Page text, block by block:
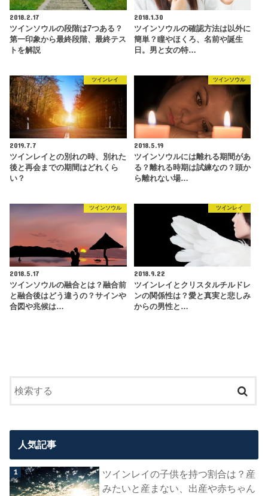
2018.2.17
ツインソウルの段階は7つある？
第一印象から最終段階、最終テス
トを解説
2018.1.30
ツインソウルの確認方法は以外に
簡単？瞳やほくろ、名前や誕生
日。男と女の特…
ツインレイ
2019.7.7
ツインレイとの別れの時、別れた
後と再会までの期間はどれくら
い？
ツインソウル
2018.5.19
ツインソウルには離れる期間があ
る？離れる時期は試練なの？頭か
ら離れない場…
ツインソウル
2018.5.17
ツインソウルの融合とは？融合前
と融合後はどう違うの？サインや
合図や兆候は…
ツインレイ
2018.9.22
ツインレイとクリスタルチルドレ
ンの関係性は？愛と真実と悲しみ
からの男性と…
人気記事
ツインレイの子供を持つ割合は？産
みたいと産まない、出産や赤ちゃん